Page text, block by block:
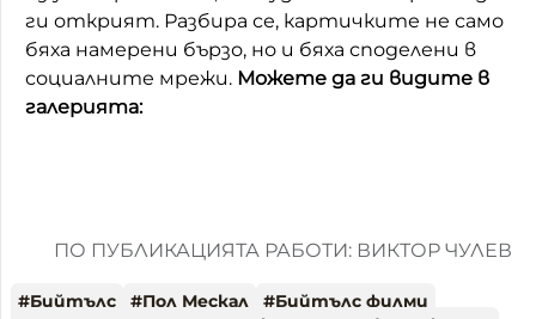
ги открият. Разбира се, картичките не само
бяха намерени бързо, но и бяха споделени в
социалните мрежи. Можете да ги видите в
галерията:
ПО ПУБЛИКАЦИЯТА РАБОТИ: ВИКТОР ЧУЛЕВ
#Бийтълс #Пол Мескал #Бийтълс филми